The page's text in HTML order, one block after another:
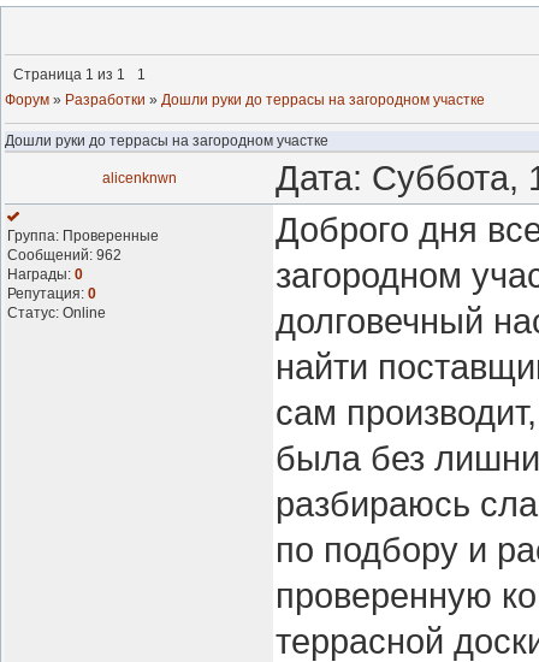
Страница 1 из 1
1
Форум » Разработки » Дошли руки до террасы на загородном участке
Дошли руки до террасы на загородном участке
alicenknwn Дата:
Группа: Проверенные
Сообщений: 962
Награды: 0
Репутация: 0
Статус: Online
Доброго дня
загородном
долговечный
найти
сам
была без
разбираюсь
по подбору и
проверенную
террасной